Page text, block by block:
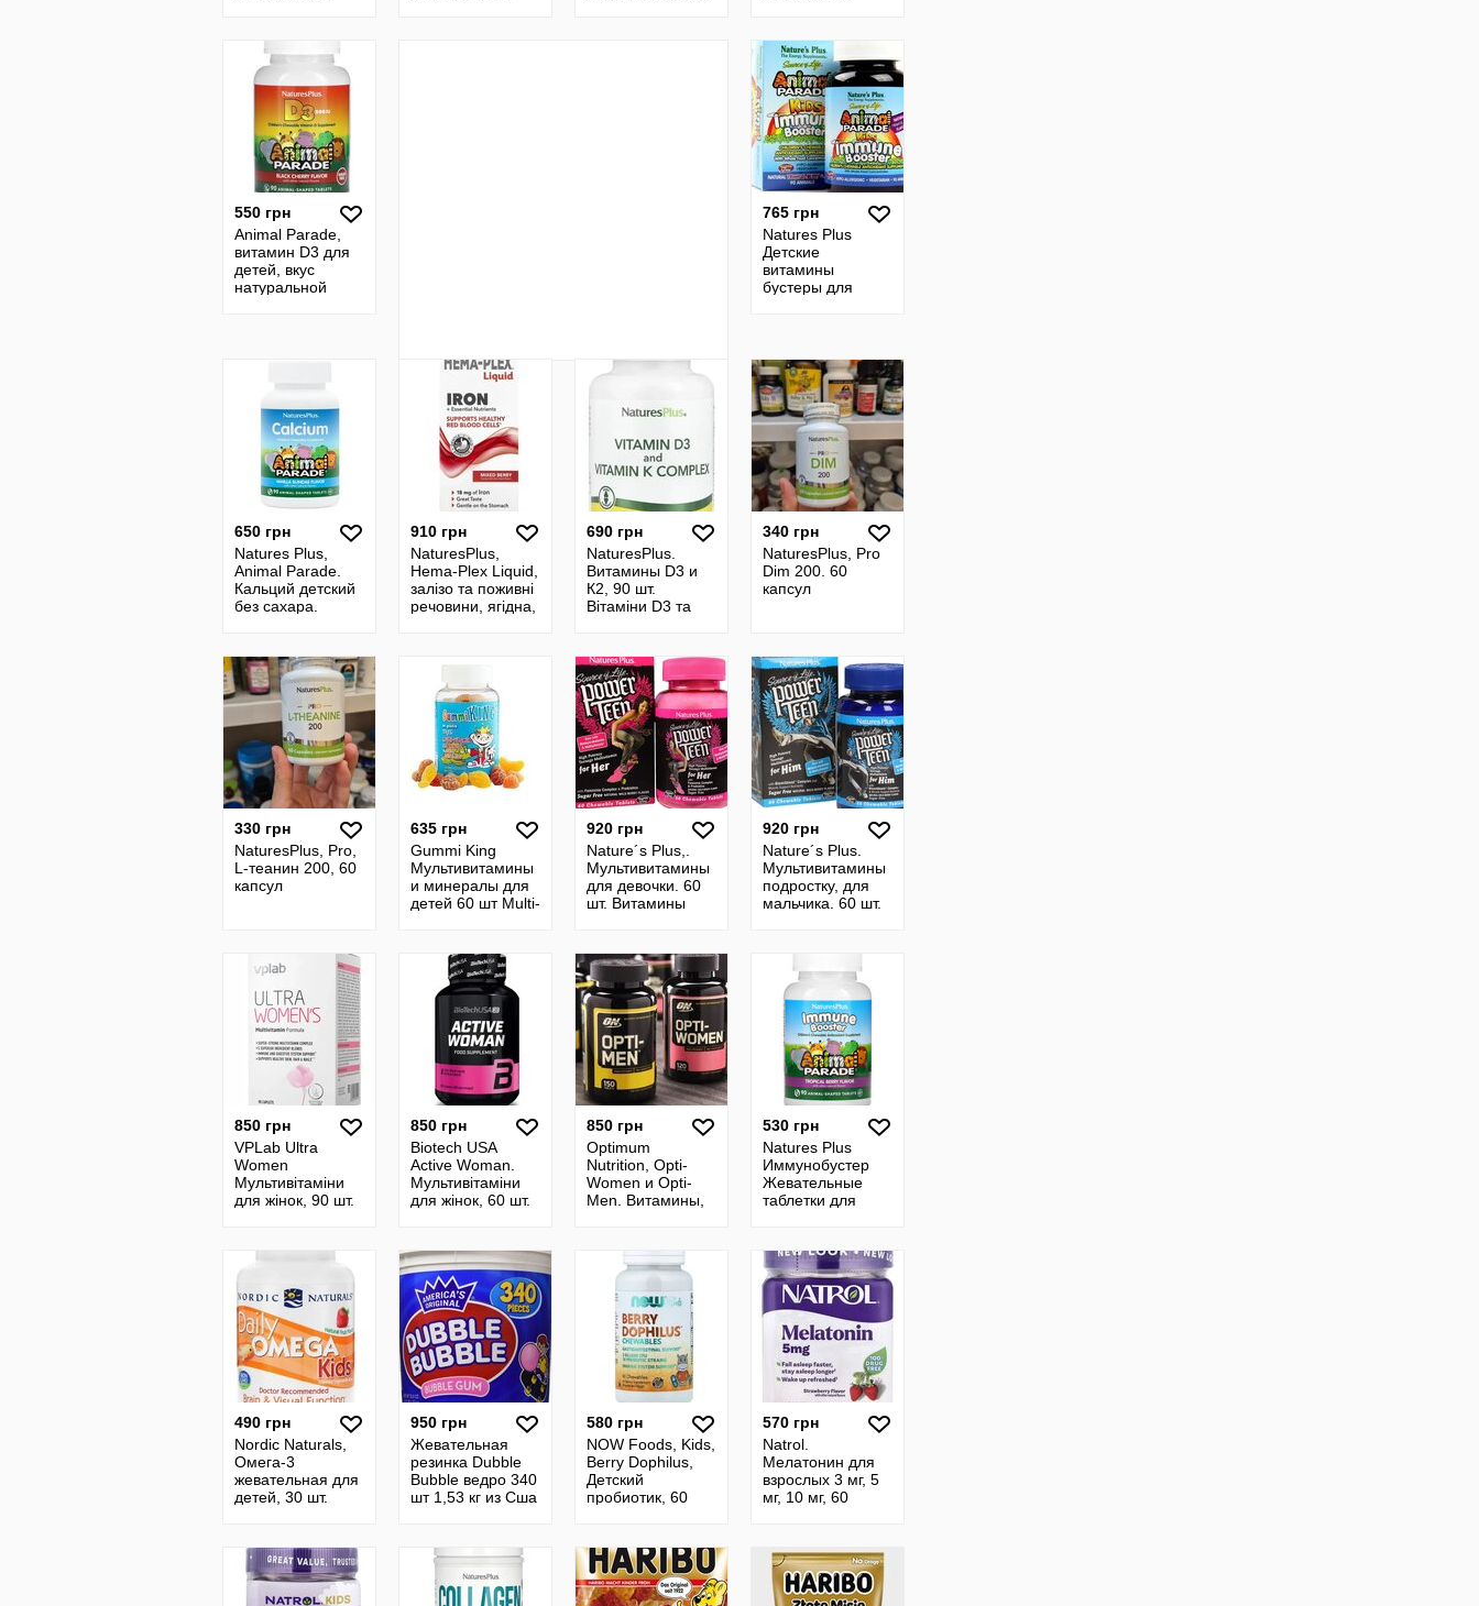
магний, малышу
of Life Animal
Parade
550 грн
Animal Parade,
витамин D3 для
детей, вкус
натуральной
765 грн
Natures Plus
Детские
витамины
бустеры для
booster
650 грн
Natures Plus,
Animal Parade.
Кальций детский
без сахара.
910 грн
NaturesPlus,
Hema-Plex Liquid,
залізо та поживні
речовини, ягідна,
690 грн
NaturesPlus.
Витамины D3 и
К2, 90 шт.
Вітаміни D3 та
D3 2500 IU
340 грн
NaturesPlus, Pro
Dim 200. 60
капсул
330 грн
NaturesPlus, Pro,
L-теанин 200, 60
капсул
635 грн
Gummi King
Мультивитамины
и минералы для
детей 60 шт Multi-
Vegetables
920 грн
Nature´s Plus,.
Мультивитамины
для девочки. 60
шт. Витамины
для дівчинки
920 грн
Nature´s Plus.
Мультивитамины
подростку, для
мальчика. 60 шт.
850 грн
VPLab Ultra
Women
Мультивітаміни
для жінок, 90 шт.
Витамины
минералы
женские
850 грн
Biotech USA
Active Woman.
Мультивітаміни
для жінок, 60 шт.
Сша.
850 грн
Optimum
Nutrition, Opti-
Women и Opti-
Men. Витамины,
женщин. Omega-
3. Сша
530 грн
Natures Plus
Иммунобустер
Жевательные
таблетки для
490 грн
Nordic Naturals,
Омега-3
жевательная для
детей, 30 шт.
Сша
950 грн
Жевательная
резинка Dubble
Bubble ведро 340
шт 1,53 кг из Сша
580 грн
NOW Foods, Kids,
Berry Dophilus,
Детский
пробиотик, 60
пробіотик
570 грн
Natrol.
Мелатонин для
взрослых 3 мг, 5
мг, 10 мг, 60
Мелатонін для
дорослих. Сша